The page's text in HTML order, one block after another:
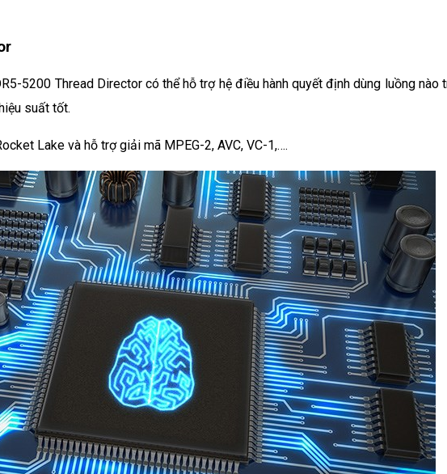
5200 Thread Director có thể hỗ trợ hệ điều hành quyết định dùng luồng nào
suất tốt.
Lake và hỗ trợ giải mã MPEG-2, AVC, VC-1,….